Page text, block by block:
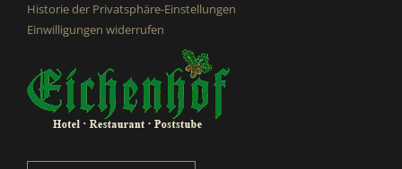
Historie der Privatsphäre-Einstellungen
Einwilligungen widerrufen